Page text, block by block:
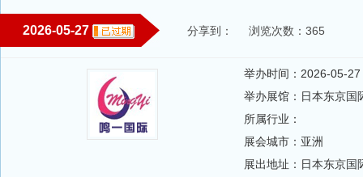
2026-05-27 分享到： 浏览次数：365
举办时间：2026-05-
举办展馆：日本东京国
所属行业：
展会城市：亚洲
展出地址：日本东京国